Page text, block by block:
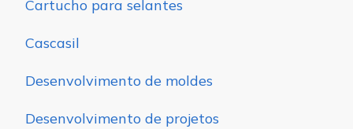
Cartucho para selantes
Cascasil
Desenvolvimento de moldes
Desenvolvimento de projetos